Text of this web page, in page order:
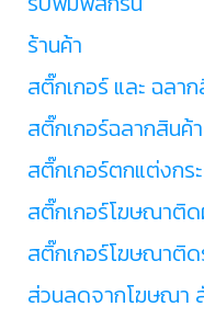
ร้านค้า
สติ๊กเกอร์ และ ฉลา
สติ๊กเกอร์ฉลากสินค้า
สติ๊กเกอร์ตกแต่งกร
สติ๊กเกอร์โฆษณาติ
สติ๊กเกอร์โฆษณาติ
ส่วนลดจากโฆษณา